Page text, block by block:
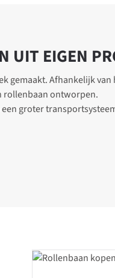
UIT EIGEN
gemaakt. Afhankelijk van
rollenbaan ontworpen.
groter
gedetailleerde CAD
Wij adviseren u